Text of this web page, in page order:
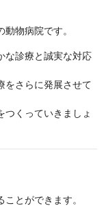
物病院です。
な診療と誠実な対応
をさらに発展させて
つくっていきましょ
とができます。